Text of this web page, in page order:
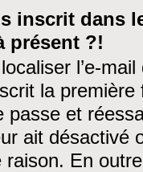
inscrit dans
présent ?!
l’e-
la première
passe et
ait désactivé
raison. En